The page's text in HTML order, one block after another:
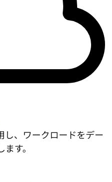
し、ワークロードをデー
す。